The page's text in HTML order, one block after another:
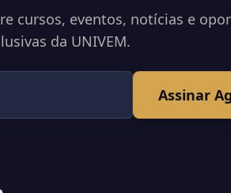
cursos, eventos, notícias e
da UNIVEM.
Assinar